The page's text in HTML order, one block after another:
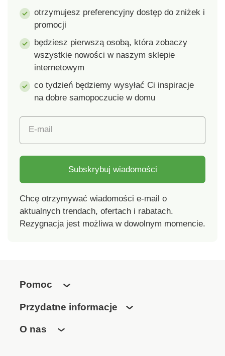
otrzymujesz preferencyjny dostęp do zniżek i
promocji
będziesz pierwszą osobą, która zobaczy
wszystkie nowości w naszym sklepie
internetowym
co tydzień będziemy wysyłać Ci inspiracje
na dobre samopoczucie w domu
E-mail
Subskrybuj wiadomości
Chcę otrzymywać wiadomości e-mail o
aktualnych trendach, ofertach i rabatach.
Rezygnacja jest możliwa w dowolnym momencie.
Pomoc
Przydatne informacje
O nas